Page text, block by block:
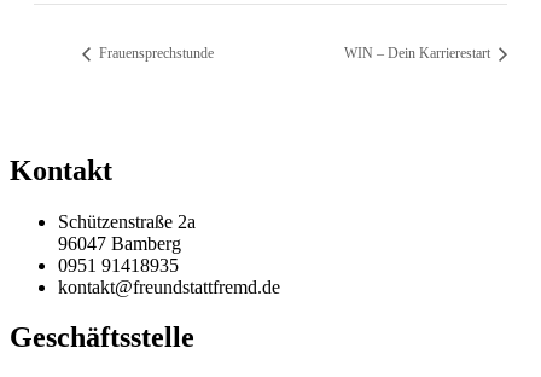
Frauensprechstunde WIN – Dein Karrierestart
Kontakt
Schützenstraße 2a
96047 Bamberg
0951 91418935
kontakt@freundstattfremd.de
Geschäftsstelle